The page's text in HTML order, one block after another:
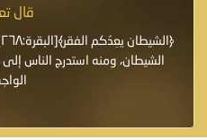
قال
الشيطان، ومنه استدرج الناس